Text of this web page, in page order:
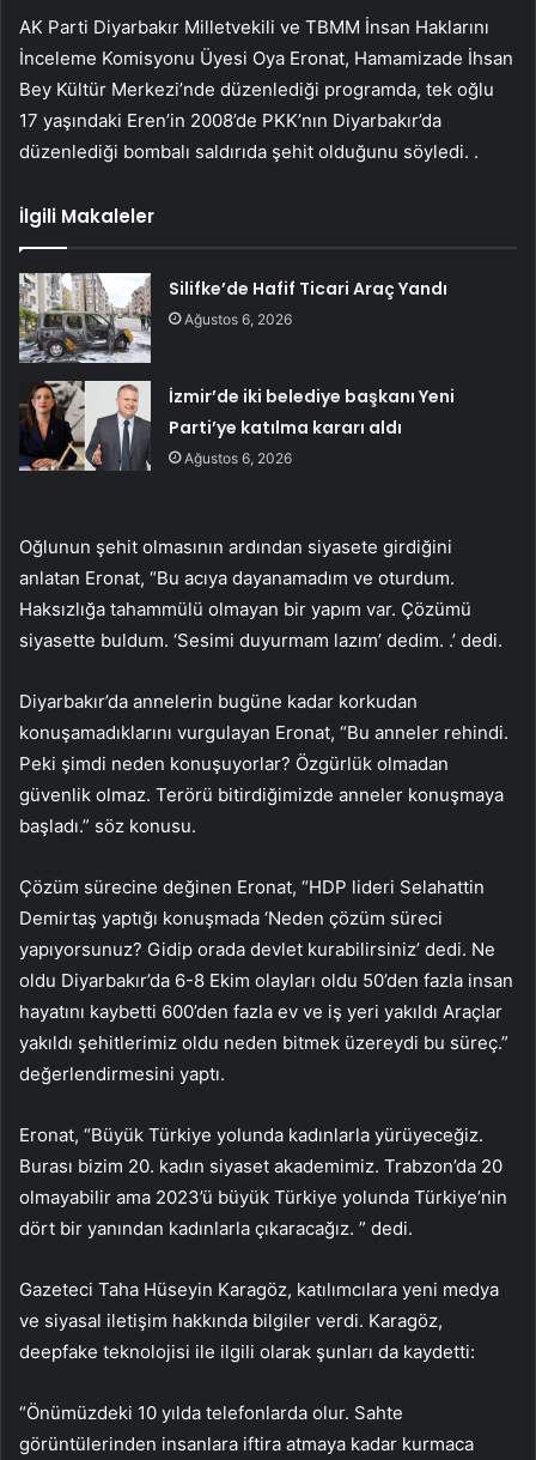
AK Parti Diyarbakır Milletvekili ve TBMM İnsan Haklarını
İnceleme Komisyonu Üyesi Oya Eronat, Hamamizade İhsan
Bey Kültür Merkezi’nde düzenlediği programda, tek oğlu
17 yaşındaki Eren’in 2008’de PKK’nın Diyarbakır’da
düzenlediği bombalı saldırıda şehit olduğunu söyledi. .
İlgili Makaleler
Silifke’de Hafif Ticari Araç Yandı
Ağustos 6, 2026
İzmir’de iki belediye başkanı Yeni
Parti’ye katılma kararı aldı
Ağustos 6, 2026
Oğlunun şehit olmasının ardından siyasete girdiğini
anlatan Eronat, “Bu acıya dayanamadım ve oturdum.
Haksızlığa tahammülü olmayan bir yapım var. Çözümü
siyasette buldum. ‘Sesimi duyurmam lazım’ dedim. .’ dedi.
Diyarbakır’da annelerin bugüne kadar korkudan
konuşamadıklarını vurgulayan Eronat, “Bu anneler rehindi.
Peki şimdi neden konuşuyorlar? Özgürlük olmadan
güvenlik olmaz. Terörü bitirdiğimizde anneler konuşmaya
başladı.” söz konusu.
Çözüm sürecine değinen Eronat, “HDP lideri Selahattin
Demirtaş yaptığı konuşmada ‘Neden çözüm süreci
yapıyorsunuz? Gidip orada devlet kurabilirsiniz’ dedi. Ne
oldu Diyarbakır’da 6-8 Ekim olayları oldu 50’den fazla insan
hayatını kaybetti 600’den fazla ev ve iş yeri yakıldı Araçlar
yakıldı şehitlerimiz oldu neden bitmek üzereydi bu süreç.”
değerlendirmesini yaptı.
Eronat, “Büyük Türkiye yolunda kadınlarla yürüyeceğiz.
Burası bizim 20. kadın siyaset akademimiz. Trabzon’da 20
olmayabilir ama 2023’ü büyük Türkiye yolunda Türkiye’nin
dört bir yanından kadınlarla çıkaracağız. ” dedi.
Gazeteci Taha Hüseyin Karagöz, katılımcılara yeni medya
ve siyasal iletişim hakkında bilgiler verdi. Karagöz,
deepfake teknolojisi ile ilgili olarak şunları da kaydetti:
“Önümüzdeki 10 yılda telefonlarda olur. Sahte
görüntülerinden insanlara iftira atmaya kadar kurmaca